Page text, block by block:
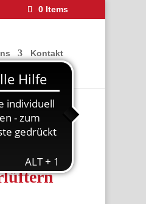
0 Items
Kontakt